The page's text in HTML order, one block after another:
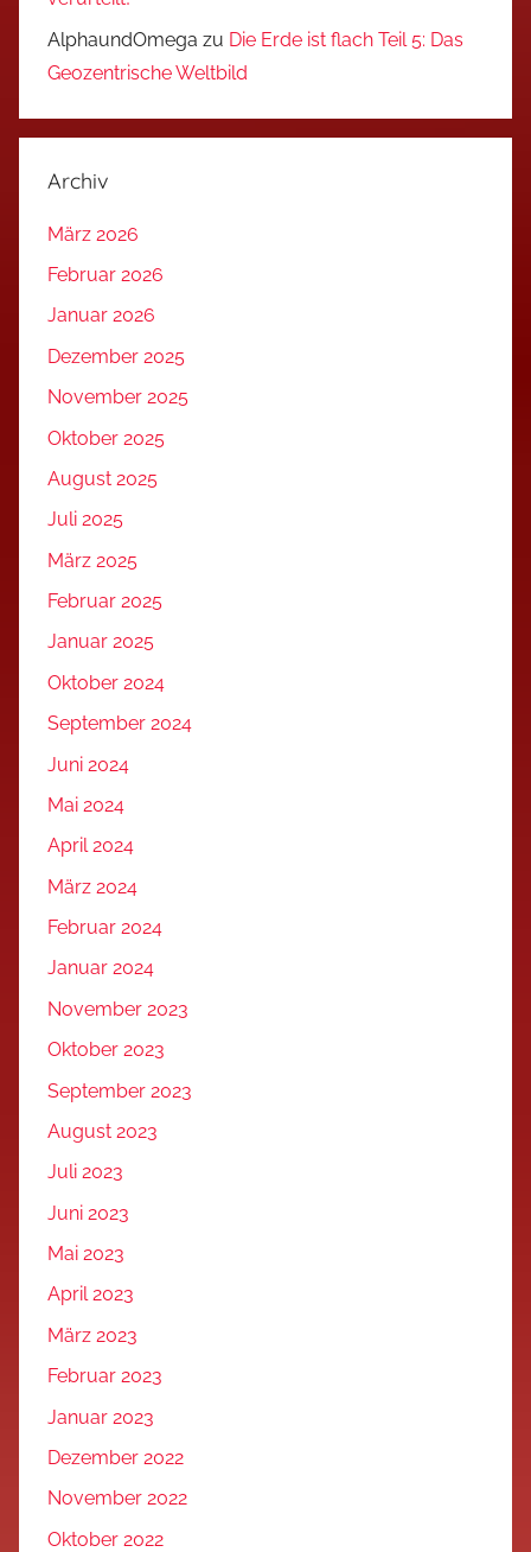
AlphaundOmega zu Die Erde ist flach Teil 5: Das
Geozentrische Weltbild
Archiv
März 2026
Februar 2026
Januar 2026
Dezember 2025
November 2025
Oktober 2025
August 2025
Juli 2025
März 2025
Februar 2025
Januar 2025
Oktober 2024
September 2024
Juni 2024
Mai 2024
April 2024
März 2024
Februar 2024
Januar 2024
November 2023
Oktober 2023
September 2023
August 2023
Juli 2023
Juni 2023
Mai 2023
April 2023
März 2023
Februar 2023
Januar 2023
Dezember 2022
November 2022
Oktober 2022